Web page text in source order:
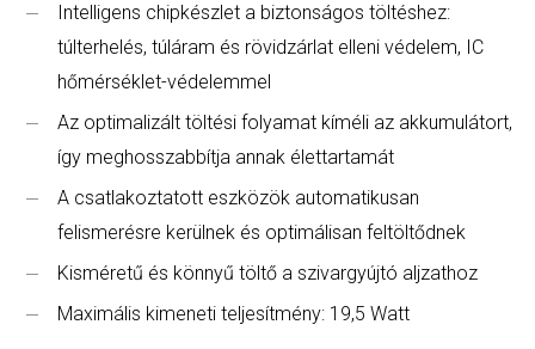
Intelligens chipkészlet a biztonságos töltéshez:
túlterhelés, túláram és rövidzárlat elleni védelem, IC
hőmérséklet-védelemmel
Az optimalizált töltési folyamat kíméli az akkumulátort,
így meghosszabbítja annak élettartamát
A csatlakoztatott eszközök automatikusan
felismerésre kerülnek és optimálisan feltöltődnek
Kisméretű és könnyű töltő a szivargyújtó aljzathoz
Maximális kimeneti teljesítmény: 19,5 Watt